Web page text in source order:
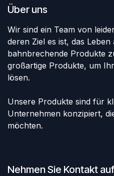
Über uns
Wir sind ein Team von
deren Ziel es ist, das
bahnbrechende Produkte
großartige Produkte, um
lösen.
Unsere Produkte sind für
Unternehmen konzipiert,
möchten.
Nehmen Sie Kontakt auf